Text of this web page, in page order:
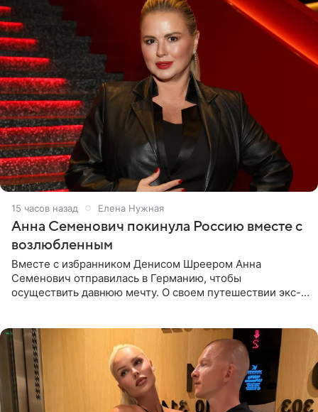
15 часов назад Елена Нужная
Анна Семенович покинула Россию вместе с
возлюбленным
Вместе с избранником Денисом Шреером Анна
Семенович отправилась в Германию, чтобы
осуществить давнюю мечту. О своем путешествии экс-